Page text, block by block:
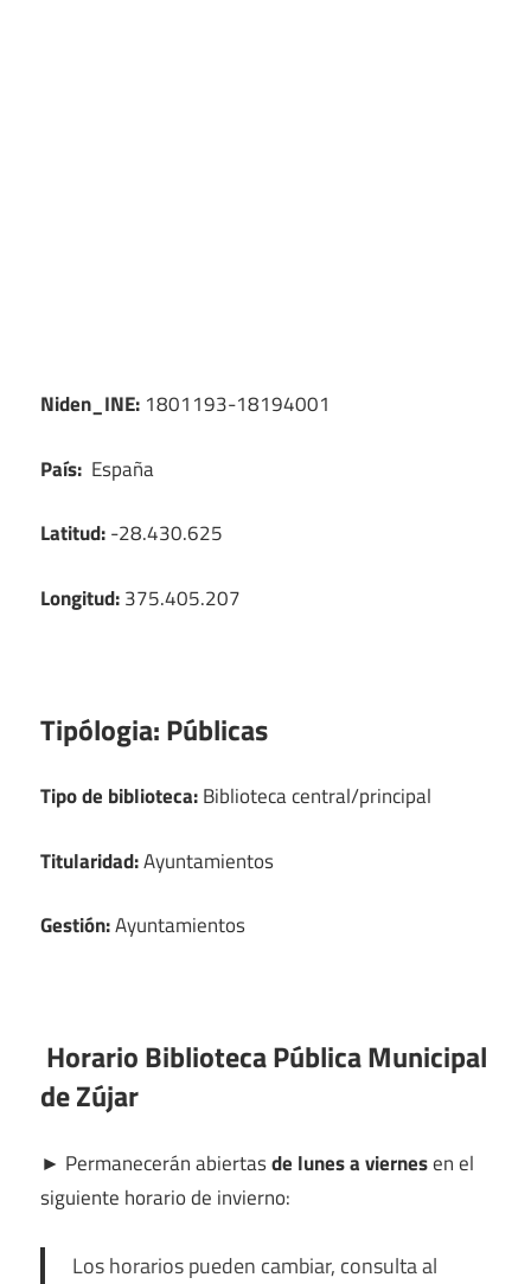
Niden_INE: 1801193-18194001
País: España
Latitud:-28.430.625
Longitud:375.405.207
Tipólogia:Públicas
Tipo de biblioteca:Biblioteca central/principal
Titularidad:Ayuntamientos
Gestión:Ayuntamientos
Horario Biblioteca Pública Municipal
de Zújar
► Permanecerán abiertasde lunes a viernesen el
siguiente horario de invierno:
Los horarios pueden cambiar, consulta al